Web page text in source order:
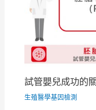
試管嬰兒成功的
生殖醫學基因檢測